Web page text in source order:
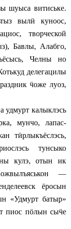
шуыса витиське.
вылӥ куноос,
творческой
Бавлы, Алабго,
Челны но
делегацилы
ӵоже луоз,
удмурт калыклэсь
мунчо, лапас-
тӥрлыкъёслэсь,
тунсыко
кулэ, отын ик
—
ёросын
«Удмурт батыр»
пиос пӧлын сыӵе